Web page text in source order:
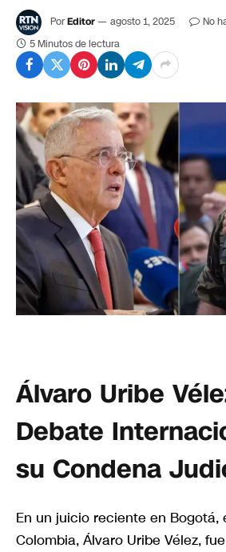
PorEditor agosto 1, 2025
No
5 Minutos de lectura
Álvaro Uribe
Debate
su Condena
En un juicio reciente en Bogotá,
Colombia, Álvaro Uribe Vélez,